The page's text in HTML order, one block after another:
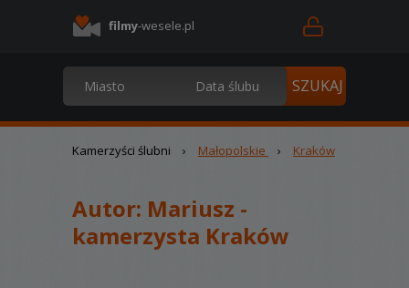
filmy-wesele.pl
Kamerzyści ślubni › Małopolskie › Kraków
Autor: Mariusz -
kamerzysta Kraków